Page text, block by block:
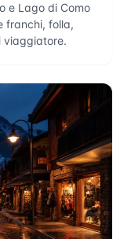
e Lago di Como
franchi, folla,
viaggiatore.